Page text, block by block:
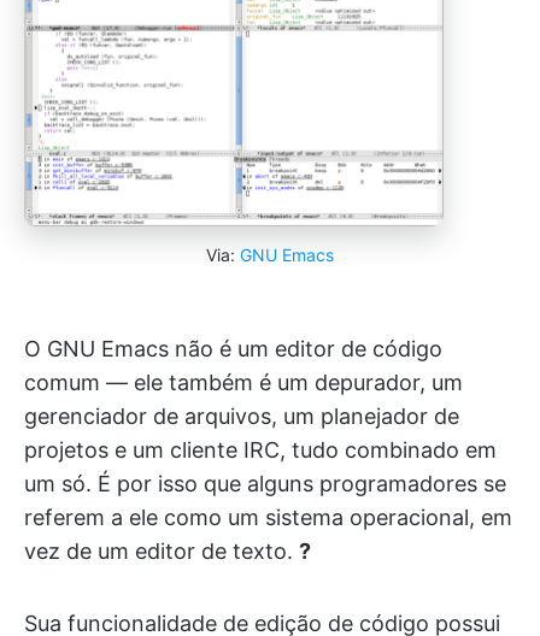
Via: GNU Emacs
O GNU Emacs não é um editor de código
comum — ele também é um depurador, um
gerenciador de arquivos, um planejador de
projetos e um cliente IRC, tudo combinado em
um só. É por isso que alguns programadores se
referem a ele como um sistema operacional, em
vez de um editor de texto. ?
Sua funcionalidade de edição de código possui